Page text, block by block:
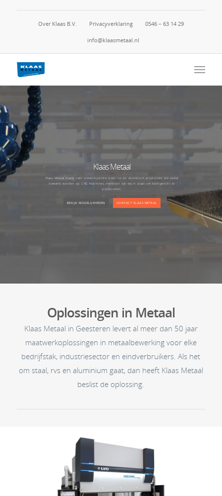
Over Klaas B.V. Privacyverklaring 0546 – 63 14 29
info@klaasmetaal.nl
Klaas Metaal
Klaas Metaal maakt zeer uiteenlopende staal, rvs en aluminium producten die veelal
bewerkt worden op CNC machines. Hierdoor zijn wij in staat om klantgericht te
produceren.
BEKIJK MOGELIJKHEDEN CONTACT KLAAS METAAL
Oplossingen in Metaal
Klaas Metaal in Geesteren levert al meer dan 50 jaar
maatwerkoplossingen in metaalbewerking voor elke
bedrijfstak, industriesector en eindverbruikers. Als het
om staal, rvs en aluminium gaat, dan heeft Klaas Metaal
beslist de oplossing.